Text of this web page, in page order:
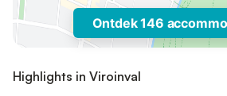
Ontdek 146
Highlights in Viroinval